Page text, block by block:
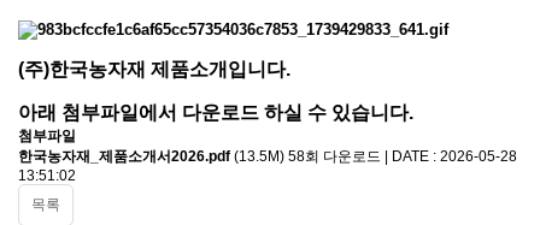
(주)한국농자재 제품소개입니다.
아래 첨부파일에서 다운로드 하실 수 있습니다.
첨부파일
한국농자재_제품소개서2026.pdf (13.5M) 58회 다운로드 | DATE : 2026-05-28
13:51:02
목록